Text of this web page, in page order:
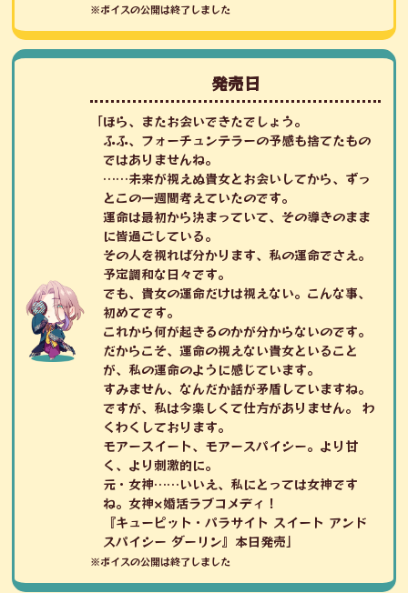
※ボイスの公開は終了しました
発売日
「ほら、またお会いできたでしょう。
ふふ、フォーチュンテラーの予感も捨てたもの
ではありませんね。
……未来が視えぬ貴女とお会いしてから、ずっ
とこの一週間考えていたのです。
運命は最初から決まっていて、その導きのまま
に皆過ごしている。
その人を視れば分かります、私の運命でさえ。
予定調和な日々です。
でも、貴女の運命だけは視えない。こんな事、
初めてです。
これから何が起きるのかが分からないのです。
だからこそ、運命の視えない貴女といること
が、私の運命のように感じています。
すみません、なんだか話が矛盾していますね。
ですが、私は今楽しくて仕方がありません。 わ
くわくしております。
モアースイート、モアースパイシー。より甘
く、より刺激的に。
元・女神……いいえ、私にとっては女神です
ね。女神×婚活ラブコメディ！
『キューピット・パラサイト スイート アンド
スパイシー ダーリン』本日発売」
※ボイスの公開は終了しました